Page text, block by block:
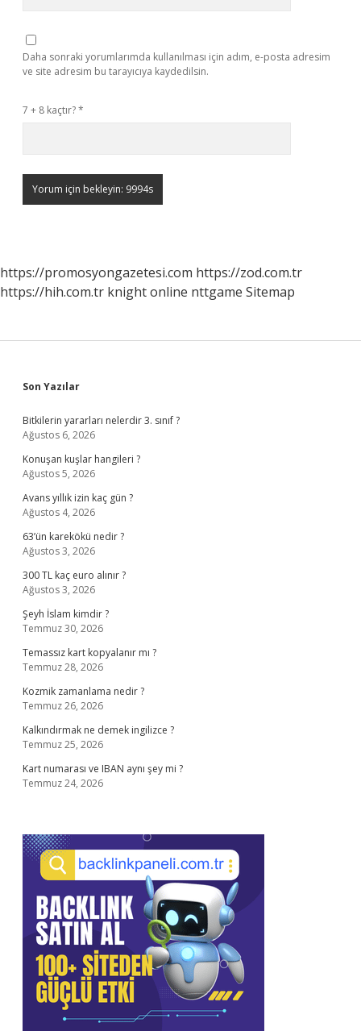
Daha sonraki yorumlarımda kullanılması için adım, e-posta adresim
ve site adresim bu tarayıcıya kaydedilsin.
7 + 8 kaçtır?*
https://promosyongazetesi.com https://zod.com.tr
https://hih.com.tr knight online nttgame Sitemap
Sidebar
Son Yazılar
Bitkilerin yararları nelerdir 3. sınıf ?
Ağustos 6, 2026
Konuşan kuşlar hangileri ?
Ağustos 5, 2026
Avans yıllık izin kaç gün ?
Ağustos 4, 2026
63’ün karekökü nedir ?
Ağustos 3, 2026
300 TL kaç euro alınır ?
Ağustos 3, 2026
Şeyh İslam kimdir ?
Temmuz 30, 2026
Temassız kart kopyalanır mı ?
Temmuz 28, 2026
Kozmik zamanlama nedir ?
Temmuz 26, 2026
Kalkındırmak ne demek ingilizce ?
Temmuz 25, 2026
Kart numarası ve IBAN aynı şey mi ?
Temmuz 24, 2026